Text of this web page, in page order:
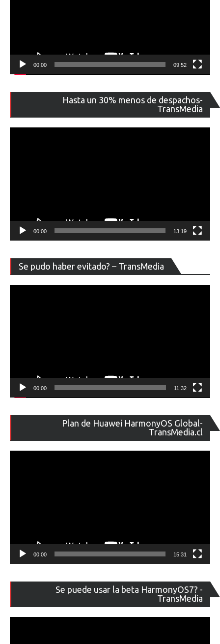
00:00 09:52
Hasta un 30% menos de despachos-
TransMedia
de
00:00 13:19
Se pudo haber evitado? – TransMedia
de
00:00 11:32
Plan de Huawei HarmonyOS Global-
TransMedia.cl
de
00:00 15:31
Se puede usar la beta HarmonyOS7? -
TransMedia
de